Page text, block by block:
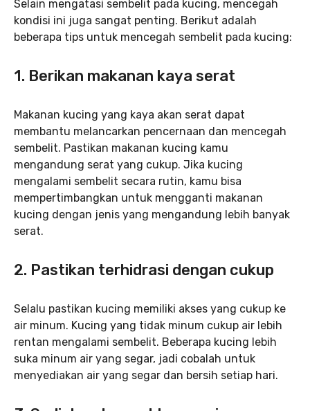
Selain mengatasi sembelit pada kucing, mencegah
kondisi ini juga sangat penting. Berikut adalah
beberapa tips untuk mencegah sembelit pada kucing:
1. Berikan makanan kaya serat
Makanan kucing yang kaya akan serat dapat
membantu melancarkan pencernaan dan mencegah
sembelit. Pastikan makanan kucing kamu
mengandung serat yang cukup. Jika kucing
mengalami sembelit secara rutin, kamu bisa
mempertimbangkan untuk mengganti makanan
kucing dengan jenis yang mengandung lebih banyak
serat.
2. Pastikan terhidrasi dengan cukup
Selalu pastikan kucing memiliki akses yang cukup ke
air minum. Kucing yang tidak minum cukup air lebih
rentan mengalami sembelit. Beberapa kucing lebih
suka minum air yang segar, jadi cobalah untuk
menyediakan air yang segar dan bersih setiap hari.